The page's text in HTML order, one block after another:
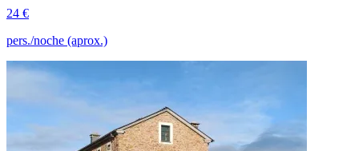
24 €
pers./noche (aprox.)